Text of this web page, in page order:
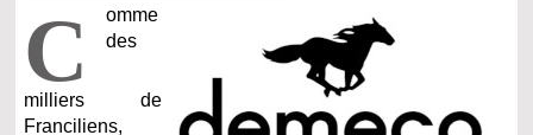
C
omme
des
milliers de
Franciliens,